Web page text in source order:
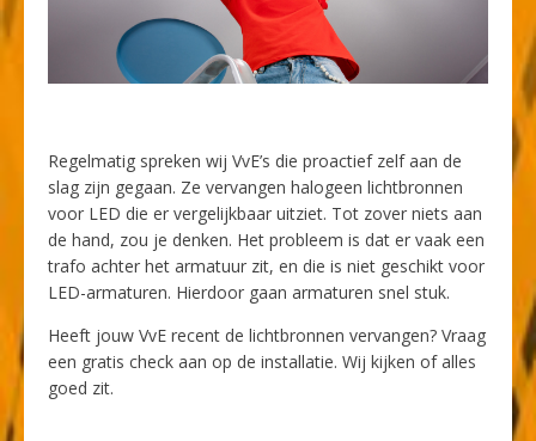
Regelmatig spreken wij VvE’s die proactief zelf aan de
slag zijn gegaan. Ze vervangen halogeen lichtbronnen
voor LED die er vergelijkbaar uitziet. Tot zover niets aan
de hand, zou je denken. Het probleem is dat er vaak een
trafo achter het armatuur zit, en die is niet geschikt voor
LED-armaturen. Hierdoor gaan armaturen snel stuk.
Heeft jouw VvE recent de lichtbronnen vervangen? Vraag
een gratis check aan op de installatie. Wij kijken of alles
goed zit.